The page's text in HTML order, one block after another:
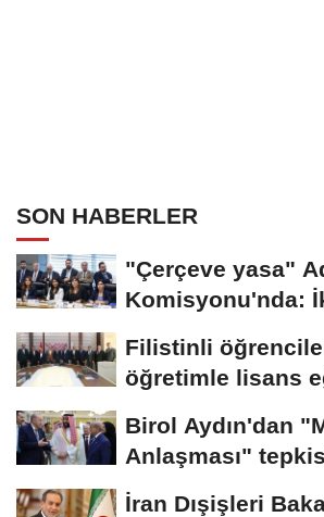
SON HABERLER
"Çerçeve yasa"
Komisyonu'nda:
Filistinli
öğretimle lisans
Birol Aydın'dan
Anlaşması"
İsrail'in güvenliği...
İran Dışişleri